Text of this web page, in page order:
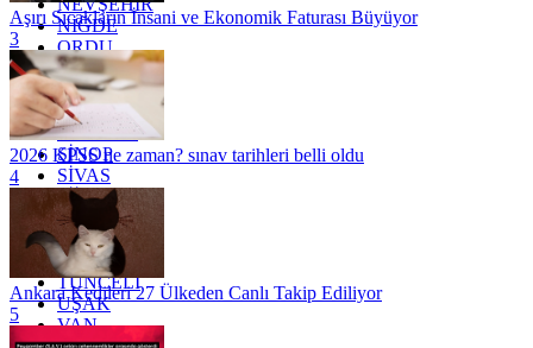
NEVŞEHİR
NİĞDE
ORDU
OSMANİYE
RİZE
SAKARYA
SAMSUN
SİNOP
SİVAS
SİİRT
TEKİRDAĞ
TOKAT
TRABZON
TUNCELİ
UŞAK
VAN
Aşırı Sıcakların İnsani ve Ekonomik Faturası Büyüyor
3
2026 KPSS ne zaman? sınav tarihleri belli oldu
4
Ankara Kedileri 27 Ülkeden Canlı Takip Ediliyor
5